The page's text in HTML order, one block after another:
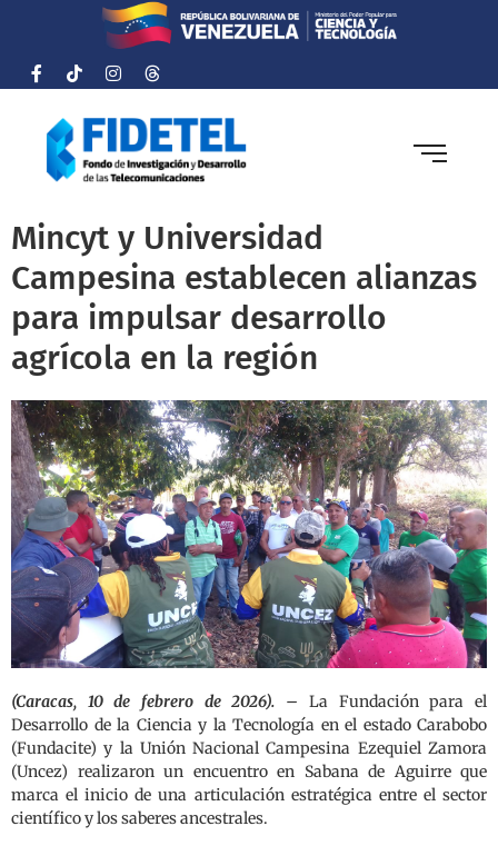
Mincyt y Universidad
Campesina establecen alianzas
para impulsar desarrollo
agrícola en la región
(Caracas, 10 de febrero de 2026). – La Fundación para el
Desarrollo de la Ciencia y la Tecnología en el estado Carabobo
(Fundacite) y la Unión Nacional Campesina Ezequiel Zamora
(Uncez) realizaron un encuentro en Sabana de Aguirre que
marca el inicio de una articulación estratégica entre el sector
científico y los saberes ancestrales.